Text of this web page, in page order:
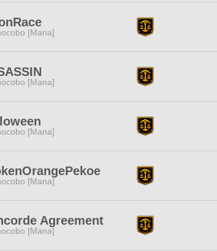
[Mana]
[Mana]
[Mana]
[Mana]
Agreement
[Mana]